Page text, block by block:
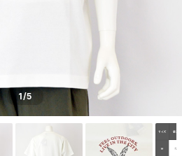
1/5